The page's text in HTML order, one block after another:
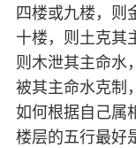
四楼或九楼，则
十楼，则土克其
则木泄其主命水
被其主命水克制
如何根据自己属
楼层的五行最好